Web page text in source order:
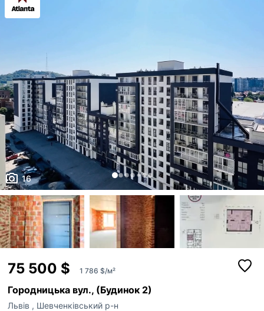
16
75 500 $ 1 786 $/м²
Городницька вул., (Будинок 2)
Львів , Шевченківський р-н